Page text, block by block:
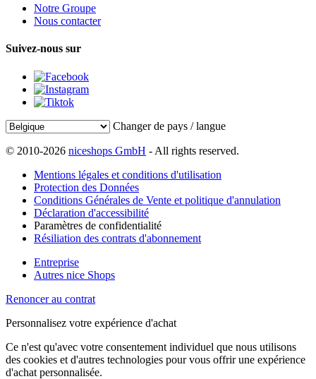
Notre Groupe
Nous contacter
Suivez-nous sur
Changer de pays / langue
© 2010-2026 niceshops GmbH - All rights reserved.
Mentions légales et conditions d'utilisation
Protection des Données
Conditions Générales de Vente et politique d'annulation
Déclaration d'accessibilité
Paramètres de confidentialité
Résiliation des contrats d'abonnement
Entreprise
Autres nice Shops
Renoncer au contrat
Personnalisez votre expérience d'achat
Ce n'est qu'avec votre consentement individuel que nous utilisons
des cookies et d'autres technologies pour vous offrir une expérience
d'achat personnalisée.